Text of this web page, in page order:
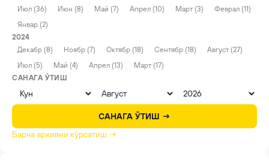
Июл (36)
Июн (8) Май (7) Апрел (10) Март (3)
Феврал (11)
Январ (2)
2024
Декабр (8)
Ноябр (7) Октябр (18) Сентябр (18)
Август (27)
Июл (5)
Май (4) Апрел (13)
Март (17)
САНАГА ЎТИШ
САНАГА ЎТИШ →
Барча архивни кўрсатиш →